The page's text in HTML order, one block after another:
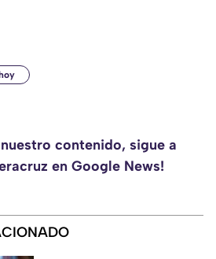
contenido, sigue a
en Google News!